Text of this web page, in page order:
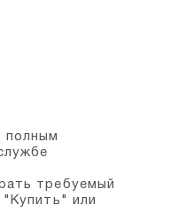
полным
требуемый
или